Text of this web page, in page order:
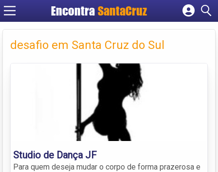
Encontra
Cadastrar empresa
Criar conta
desafio em Santa Cruz do Sul
Studio de Dança JF
Para quem deseja mudar o corpo de forma prazerosa e